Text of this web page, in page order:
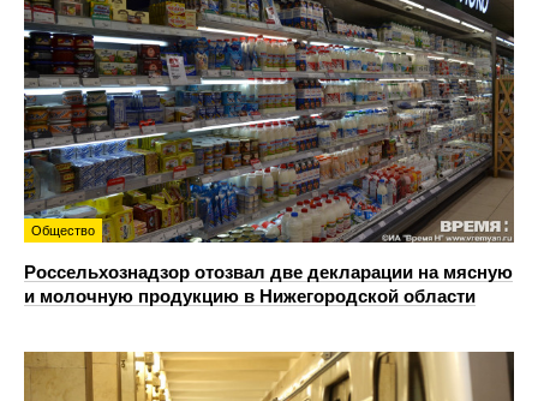
Общество
Россельхознадзор отозвал две декларации на мясную
и молочную продукцию в Нижегородской области